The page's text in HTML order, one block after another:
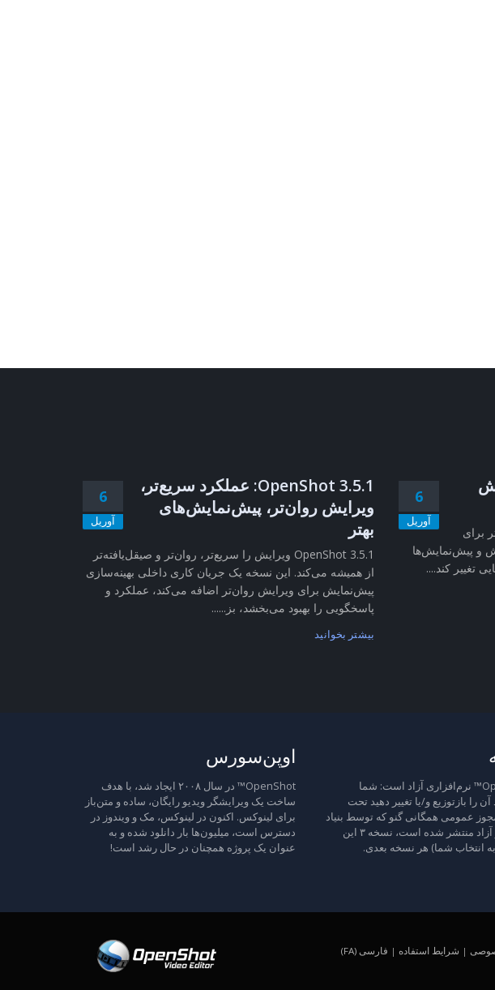
6
آوریل
OpenShot 3.5.1: عملکرد سریع‌تر،
ویرایش روان‌تر، پیش‌نمایش‌های
بهتر
OpenShot 3.5.1 ویرایش را سریع‌تر، روان‌تر و صیقل‌یافته‌تر
از همیشه می‌کند. این نسخه یک جریان کاری داخلی بهینه‌سازی
پیش‌نمایش برای ویرایش روان‌تر اضافه می‌کند، عملکرد و
پاسخگویی را بهبود می‌بخشد، بز......
بیشتر بخوانید
6
آوریل
برای
و پیش‌نمایش‌ها
تغییر کند....
اوپن‌سورس
OpenShot™ در سال ۲۰۰۸ ایجاد شد، با هدف
ساخت یک ویرایشگر ویدیو رایگان، ساده و متن‌باز
برای لینوکس. اکنون در لینوکس، مک و ویندوز در
دسترس است، میلیون‌ها بار دانلود شده و به
عنوان یک پروژه همچنان در حال رشد است!
OpenShot™ نرم‌افزاری آزاد است: شما
آن را بازتوزیع و/یا تغییر دهید تحت
عمومی همگانی گنو که توسط بنیاد
نرم‌افزار آزاد منتشر شده است، نسخه ۳ این
انتخاب شما) هر نسخه بعدی.
| شرایط استفاده | فارسی (FA)